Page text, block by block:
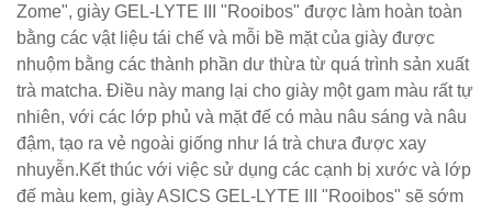
Zome", giày GEL-LYTE III "Rooibos" được làm hoàn toàn
bằng các vật liệu tái chế và mỗi bề mặt của giày được
nhuộm bằng các thành phần dư thừa từ quá trình sản xuất
trà matcha. Điều này mang lại cho giày một gam màu rất tự
nhiên, với các lớp phủ và mặt đế có màu nâu sáng và nâu
đậm, tạo ra vẻ ngoài giống như lá trà chưa được xay
nhuyễn.Kết thúc với việc sử dụng các cạnh bị xước và lớp
đế màu kem, giày ASICS GEL-LYTE III "Rooibos" sẽ sớm